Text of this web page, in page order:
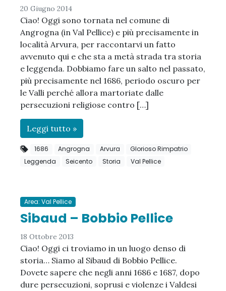
20 Giugno 2014
Ciao! Oggi sono tornata nel comune di
Angrogna (in Val Pellice) e più precisamente in
località Arvura, per raccontarvi un fatto
avvenuto qui e che sta a metà strada tra storia
e leggenda. Dobbiamo fare un salto nel passato,
più precisamente nel 1686, periodo oscuro per
le Valli perché allora martoriate dalle
persecuzioni religiose contro […]
Leggi tutto »
1686 Angrogna Arvura
Glorioso Rimpatrio
Leggenda
Seicento Storia Val Pellice
Area: Val Pellice
Sibaud – Bobbio Pellice
18 Ottobre 2013
Ciao! Oggi ci troviamo in un luogo denso di
storia… Siamo al Sibaud di Bobbio Pellice.
Dovete sapere che negli anni 1686 e 1687, dopo
dure persecuzioni, soprusi e violenze i Valdesi